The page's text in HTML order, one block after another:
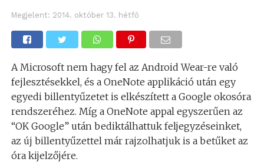
Megjelent: 2014. október 13. hétfő
A Microsoft nem hagy fel az Android Wear-re való
fejlesztésekkel, és a OneNote applikáció után egy
egyedi billentyűzetet is elkészített a Google okosóra
rendszeréhez. Míg a OneNote appal egyszerűen az
“OK Google” után bediktálhattuk feljegyzéseinket,
az új billentyűzettel már rajzolhatjuk is a betűket az
óra kijelzőjére.